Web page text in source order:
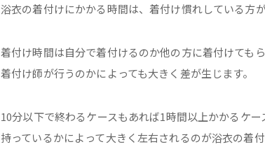
浴衣の着付けにかかる時間は、着付け慣れしている方
着付け時間は自分で着付けるのか他の方に着付けても
着付け師が行うのかによっても大きく差が生じます。
10分以下で終わるケースもあれば1時間以上かかるケ
持っているかによって大きく左右されるのが浴衣の着付